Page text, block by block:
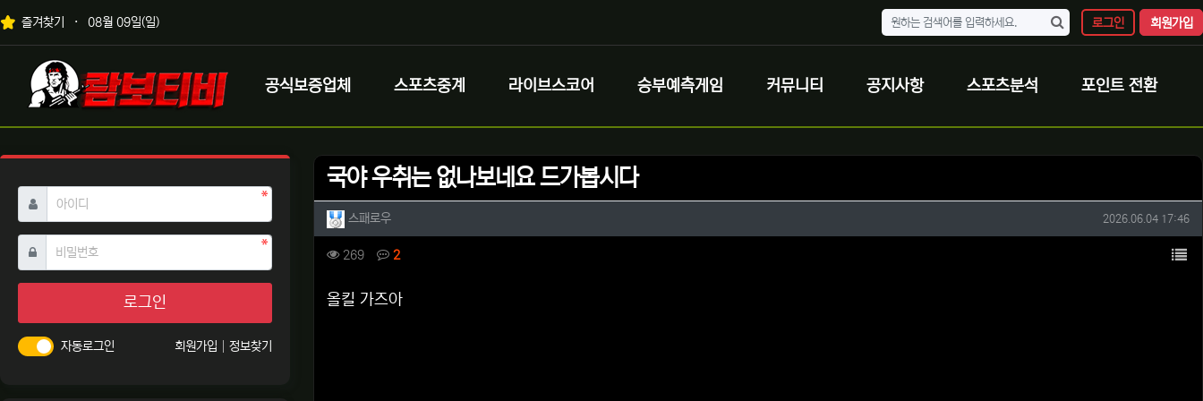
상단 네비
즐겨찾기 08월 09일(일) 로그인 회원가입
메인 메뉴
로고
공식보증업체 스포츠중계 라이브스코어 승부예측게임 커뮤니티 공지사항 스포츠분석 포인트 전환
국야 우취는 없나보네요 드가봅시다
작성자 정보
스패로우작성 작성일
2026.06.04 17:46
컨텐츠 정보
269조회 2댓글 목
본문
올킬 가즈아
아이디 필수
비밀번호필수
로그인
자동로그인 회원가입 정보찾기